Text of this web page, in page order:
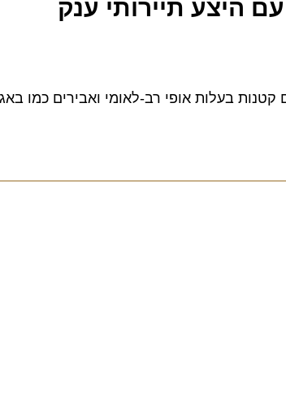
תיירותי ענק
בעלות אופי רב-לאומי ואבירים כמו באגדות